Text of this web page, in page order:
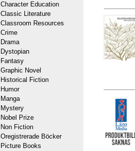
Character Education
Classic Literature
Classroom Resources
Crime
Drama
Dystopian
Fantasy
Graphic Novel
Historical Fiction
Humor
Manga
Mystery
Nobel Prize
Non Fiction
Oregistrerade Böcker
Picture Books